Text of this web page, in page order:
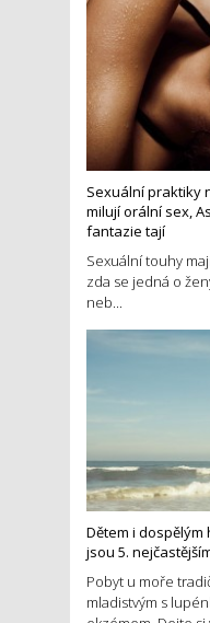
Sexuální praktiky
milují orální sex,
fantazie tají
Sexuální touhy
zda se jedná o
neb...
Dětem i
jsou 5.
Pobyt u moře
mladistvým s